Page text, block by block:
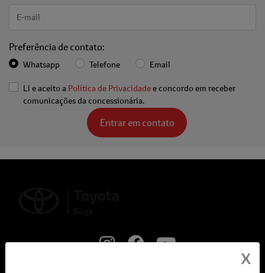
Preferência de contato:
Whatsapp Telefone Email
Li e aceito a Política de Privacidade e concordo em receber
comunicações da concessionária.
Entrar em contato
X